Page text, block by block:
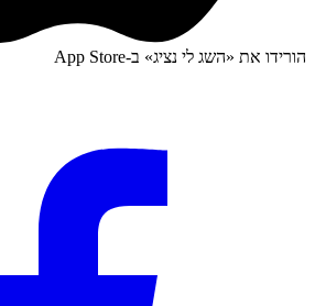
הורידו את «השג לי נציג» ב-App Store